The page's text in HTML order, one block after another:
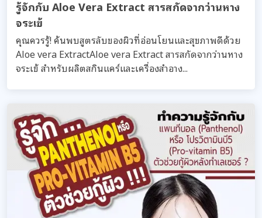
รู้จักกับ Aloe Vera Extract สารสกัดจากว่านหาง
จระเข้
คุณควรรู้! ค้นพบสูตรลับของผิวที่อ่อนโยนและสุขภาพดีด้วย
Aloe vera ExtractAloe vera Extract สารสกัดจากว่านหาง
จระเข้ สำหรับผลิตสกินแคร์และเครื่องสำอาง...